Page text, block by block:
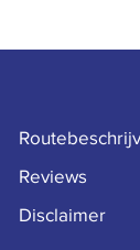
Reviews
Disclaimer